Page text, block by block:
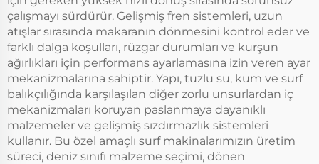
çalışmayı sürdürür. Gelişmiş fren sistemleri, uzun
atışlar sırasında makaranın dönmesini kontrol eder ve
farklı dalga koşulları, rüzgar durumları ve kurşun
ağırlıkları için performans ayarlamasına izin veren ayar
mekanizmalarına sahiptir. Yapı, tuzlu su, kum ve surf
balıkçılığında karşılaşılan diğer zorlu unsurlardan iç
mekanizmaları koruyan paslanmaya dayanıklı
malzemeler ve gelişmiş sızdırmazlık sistemleri
kullanır. Bu özel amaçlı surf makinalarımızın üretim
süreci, deniz sınıfı malzeme seçimi, dönen